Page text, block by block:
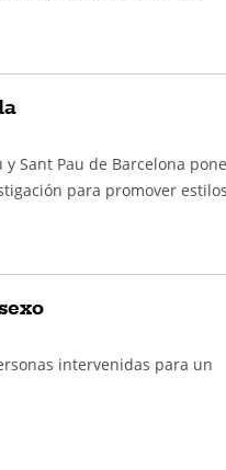
Sant Pau de Barcelona pone
para promover estilos
intervenidas para un